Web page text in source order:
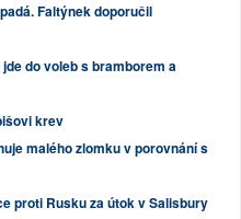
Faltýnek doporučil
do voleb s bramborem a
krev
malého zlomku v porovnání s
proti Rusku za útok v Salisbury